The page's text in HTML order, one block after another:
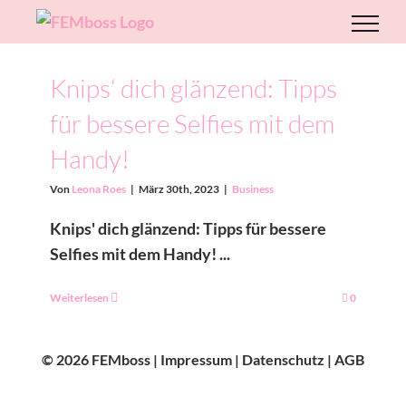
Knips‘ dich glänzend: Tipps
für bessere Selfies mit dem
Handy!
Von Leona Roes | März 30th, 2023 | Business
Knips' dich glänzend: Tipps für bessere
Selfies mit dem Handy! ...
Weiterlesen 0
© 2026 FEMboss | Impressum | Datenschutz | AGB